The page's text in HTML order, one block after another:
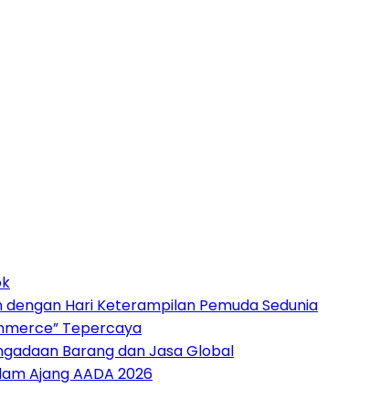
Hari Keterampilan Pemuda Sedunia
Tepercaya
Barang dan Jasa Global
Ajang AADA 2026